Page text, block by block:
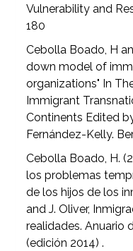
Vulnerability and
180
Cebolla Boado, H
down model of
organizations" In
Immigrant
Continents Edited
Fernández-Kelly.
Cebolla Boado, H.
los problemas
de los hijos de los
and J. Oliver,
realidades. Anuario
(edición 2014) .